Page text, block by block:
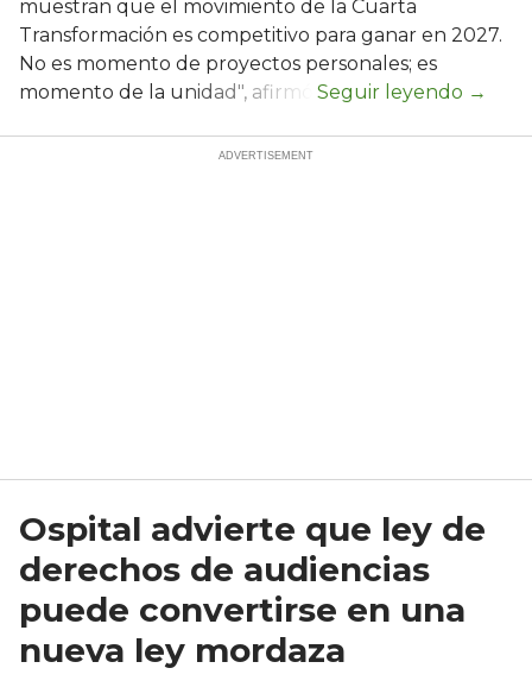
muestran que el movimiento de la Cuarta
Transformación es competitivo para ganar en 2027.
No es momento de proyectos personales; es
momento de la unidad", afirmó.
Ospital advierte que ley de
derechos de audiencias
puede convertirse en una
nueva ley mordaza